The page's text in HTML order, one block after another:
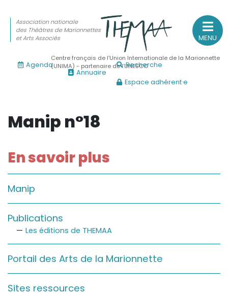
(Actualités, annonces, vie professionnelle)
Sur le vif
(Agenda, spectacles, événements des adhérents)
Sur le fond
(Fonctionnement, gouvernance, groupes de travail,
Sur le terrain
(Portraits, actions, collaborations)
Sur l’étagère
(Documents, études, publications)
MENU
Association nationale
des Théâtres de Marionnettes
et Arts Associés
Centre français de l’Union Internationale de la Marionnette
(UNIMA) - partenaire de l’UNESCO
Agenda
Annuaire
Recherche
Espace adhérent·e
Manip n°18
En savoir plus
Manip
Publications
Les éditions de THEMAA
Portail des Arts de la Marionnette
Sites ressources